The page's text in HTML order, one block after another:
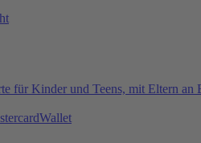
für Kinder und Teens, mit Eltern an
Wallet